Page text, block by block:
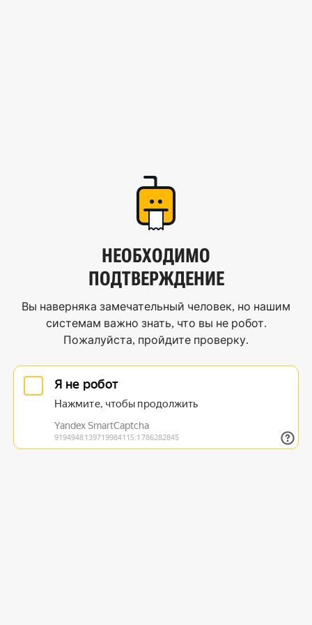
НЕОБХОДИМО
ПОДТВЕРЖДЕНИЕ
Вы наверняка замечательный человек, но нашим
системам важно знать, что вы не робот.
Пожалуйста, пройдите проверку.